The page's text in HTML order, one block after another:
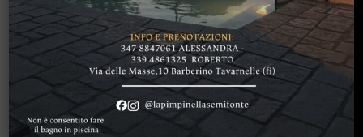
Fra i nomi in cartellone
anche quelli di Ascanio
Celestini e Gaia de
Laurentis